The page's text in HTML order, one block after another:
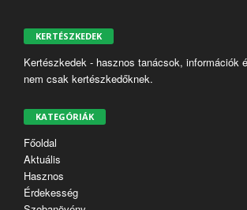
KERTÉSZKEDEK
Kertészkedek - hasznos tanácsok, információk
nem csak kertészkedőknek.
KATEGÓRIÁK
Főoldal
Aktuális
Hasznos
Érdekesség